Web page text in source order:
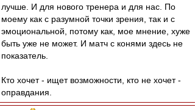
лучше. И для нового тренера и для нас. По
моему как с разумной точки зрения, так и с
эмоциональной, потому как, мое мнение, хуже
быть уже не может. И матч с конями здесь не
показатель.
Кто хочет - ищет возможности, кто не хочет -
оправдания.